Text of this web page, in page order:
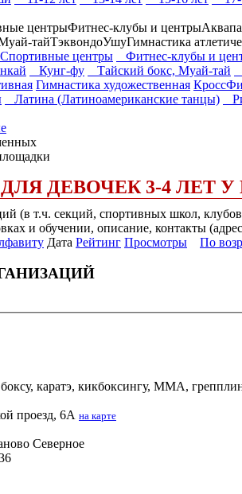
центрыФитнес-клубы и центры
тайТэквондоУшуГимнастика
центры Фитнес-клубы и
Кунг-фу Тайский бокс, Муай-тай
Гимнастика художественная
Латина (Латиноамериканские танцы)
ДЕВОЧЕК 3-4 ЛЕТ
(в т.ч. секций, спортивных школ,
и обучении, описание, контакты
Дата Рейтинг Просмотры По
каратэ, кикбоксингу, ММА,
проезд, 6А на карте
Северное